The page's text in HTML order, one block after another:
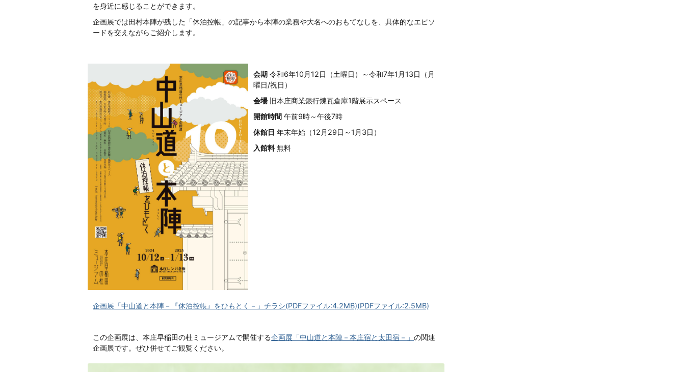
を身近に感じることができます。
企画展では田村本陣が残した「休泊控帳」の記事から本陣の業務や大名へのおもてなしを、具体的なエピソ
ードを交えながらご紹介します。
会期 令和6年10月12日（土曜日）～令和7年1月13日（月
曜日/祝日）
会場旧本庄商業銀行煉瓦倉庫1階展示スペース
開館時間 午前9時～午後7時
休館日 年末年始（12月29日～1月3日）
入館料無料
企画展「中山道と本陣－『休泊控帳』をひもとく－」チラシ(PDFファイル:4.2MB)(PDFファイル:2.5MB)
この企画展は、本庄早稲田の杜ミュージアムで開催する企画展「中山道と本陣－本庄宿と太田宿－」 の関連
企画展です。ぜひ併せてご観覧ください。